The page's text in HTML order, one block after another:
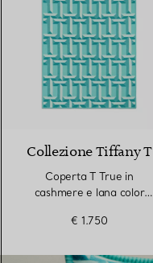
Collezione Tiffany T
Coperta T True in
cashmere e lana color
€ 1.750